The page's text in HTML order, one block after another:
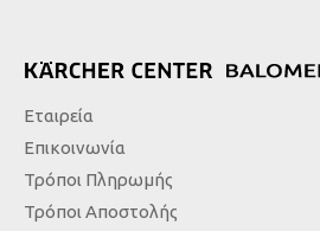
Εταιρεία
Επικοινωνία
Τρόποι Πληρωμής
Τρόποι Αποστολής